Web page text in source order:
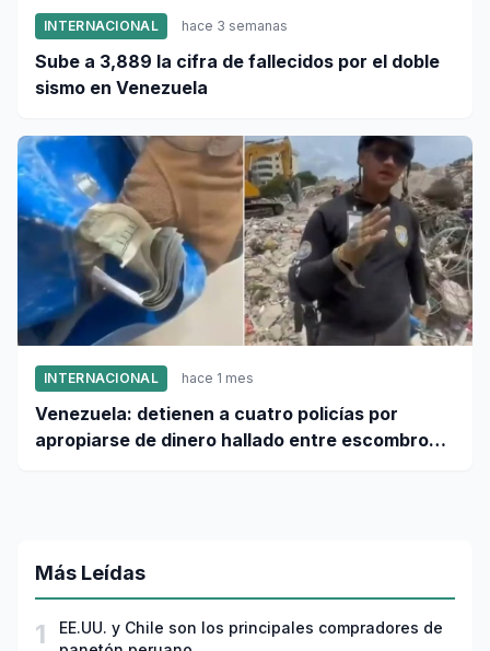
INTERNACIONAL hace 3 semanas
Sube a 3,889 la cifra de fallecidos por el doble
sismo en Venezuela
INTERNACIONAL hace 1 mes
Venezuela: detienen a cuatro policías por
apropiarse de dinero hallado entre escombros
Más Leídas
1
EE.UU. y Chile son los principales compradores de